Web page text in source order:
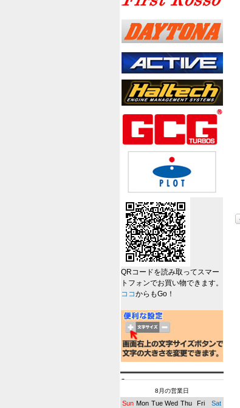
QRコードを読み取ってスマー
トフォンでお買い物できます。
ココからもGo！
8月の営業日
Sun Mon Tue Wed Thu Fri Sat